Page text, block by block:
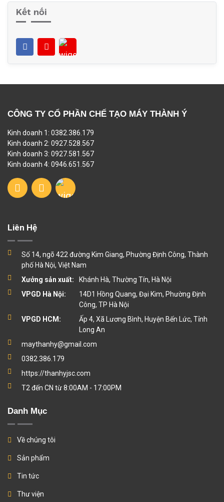
Kết nối
CÔNG TY CỔ PHẦN CHẾ TẠO MÁY THÀNH Ý
Kinh doanh 1: 0382.386.179
Kinh doanh 2: 0927.528.567
Kinh doanh 3: 0927.581.567
Kinh doanh 4: 0946.651.567
Liên Hệ
Số 14, ngõ 422 đường Kim Giang, Phường Định Công, Thành
phố Hà Nội, Việt Nam
Xưởng sản xuất:
Khánh Hà, Thường Tín, Hà Nội
VPGD Hà Nội:
14D1 Hồng Quang, Đại Kim, Phường Định
Công, TP Hà Nội
VPGD HCM:
Ấp 4, Xã Lương Bình, Huyện Bến Lức, Tỉnh
Long An
maythanhy@gmail.com
0382.386.179
https://thanhyjsc.com
T2 đến CN từ 8:00AM - 17:00PM
Danh Mục
Về chúng tôi
Sản phẩm
Tin tức
Thư viện